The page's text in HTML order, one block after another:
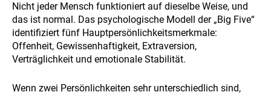
Nicht jeder Mensch funktioniert auf dieselbe Weise, und
das ist normal. Das psychologische Modell der „Big Five“
identifiziert fünf Hauptpersönlichkeitsmerkmale:
Offenheit, Gewissenhaftigkeit, Extraversion,
Verträglichkeit und emotionale Stabilität.
Wenn zwei Persönlichkeiten sehr unterschiedlich sind,